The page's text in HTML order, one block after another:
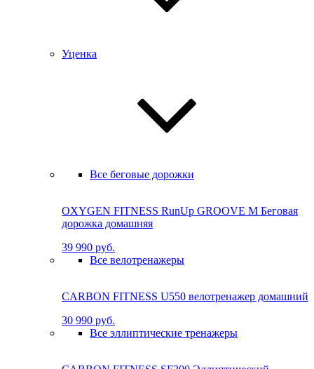
Уценка
Все беговые дорожки
OXYGEN FITNESS RunUp GROOVE M Бе­го­вая
до­рож­ка до­маш­няя
39 990 руб.
Все велотренажеры
CARBON FITNESS U550 велотренажер домашний
30 990 руб.
Все эллиптические тренажеры